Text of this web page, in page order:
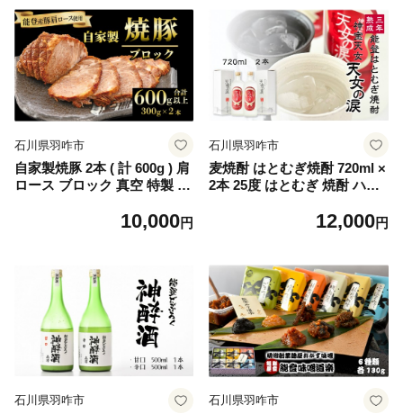
石川県羽咋市
自家製焼豚 2本 ( 計 600g ) 肩
ロース ブロック 真空 特製 タ
能登 豚 豚肉 肉 ロース チャ
肴 お弁当 晩御飯 もう一品 ラ
ーメン チャーハン にも こだ
わり 石川 本州初 トキ の 放
鳥 地 羽咋 牛勝 ギフト 贈答
人気 お取り寄せ お中元 暑中
見舞い 10000円 1万円 一万円
10,000円
石川県羽咋市
麦焼酎 はとむぎ焼酎 720ml ×
2本 25度 はとむぎ 焼酎 ハト
育まれた ハトムギ 使用 天女
麦焼酎 アルコール 麦焼酎の
お茶割り プレゼント ギフト
贈り物 贈答用 熟成焼酎 焼酎
地酒 特産品 ドリンク 晩酌 麦
焼酎 本格麦焼酎 石川県 羽咋
能登 復興支援
12,000円
石川県羽咋市 石川県羽咋市